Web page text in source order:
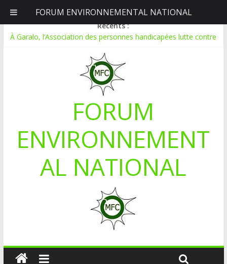
dimanche, août 9, 2026
Récents :
À Garalo, l’Association des personnes handicapées lutte contre
APPEL A CANDIDATURE POUR UN STAGE EN
Le blogging au service de l’écologie : Benbere montre la voie
Inondations : le Mali déclare l’état de catastrophe nationale
Mali-Folkecenter Nyetaa initie 20 jeunes à la protection de
FORUM
ENVIRONNEMENT
AL NATIONAL
FORUM ENVIRONNEMENTAL NATIONAL